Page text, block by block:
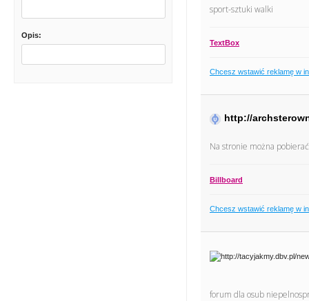
Opis:
sport-sztuki walki
TextBox
Chcesz wstawić reklamę w
http://
Na stronie można
Billboard
Chcesz wstawić reklamę w
forum dla osub